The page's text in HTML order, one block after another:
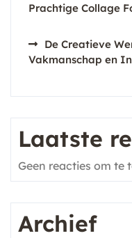
Prachtige Collage
De Creatieve
Vakmanschap en
Laatste
Geen reacties om te
Archief